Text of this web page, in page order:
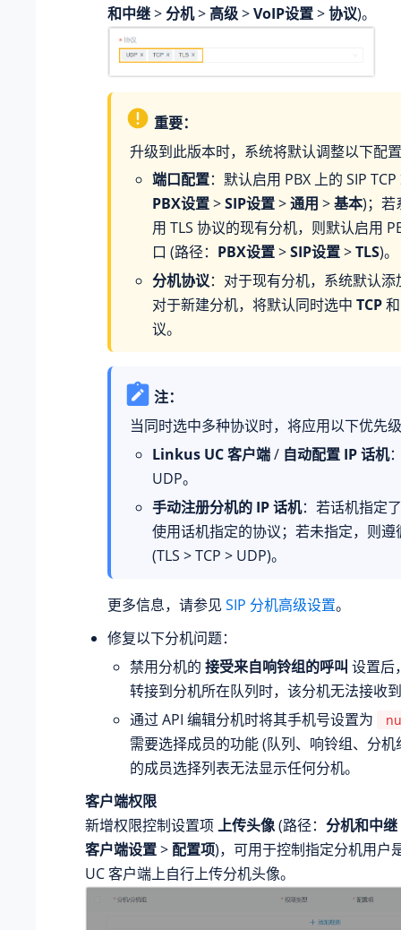
和中继>分机> 高级>VoIP设置>协议)。
重要：
升级到此版本时，系统将默认调整以下配
端口配置：默认启用 PBX 上的 SIP
PBX设置>SIP设置>通用 >基本)；若
用 TLS 协议的现有分机，则默认启用
口 (路径： PBX设置>SIP设置>TLS)。
分机协议：对于现有分机，系统默认
对于新建分机，将默认同时选中 TCP
议。
注：
当同时选中多种协议时，将应用以下优先
Linkus UC 客户端/ 自动配置 IP 话机
UDP。
手动注册分机的 IP 话机：若话机指定
使用话机指定的协议；若未指定，则遵
(TLS > TCP > UDP)。
更多信息，请参见 SIP 分机高级设置。
修复以下分机问题：
禁用分机的 接受来自响铃组的呼叫 设置后
转接到分机所在队列时，该分机无法接收
通过 API 编辑分机时将其手机号设置为
需要选择成员的功能 (队列、响铃组、分
的成员选择列表无法显示任何分机。
客户端权限
新增权限控制设置项上传头像(路径： 分机和中继
客户端设置> 配置项)，可用于控制指定分机用户
UC 客户端上自行上传分机头像。